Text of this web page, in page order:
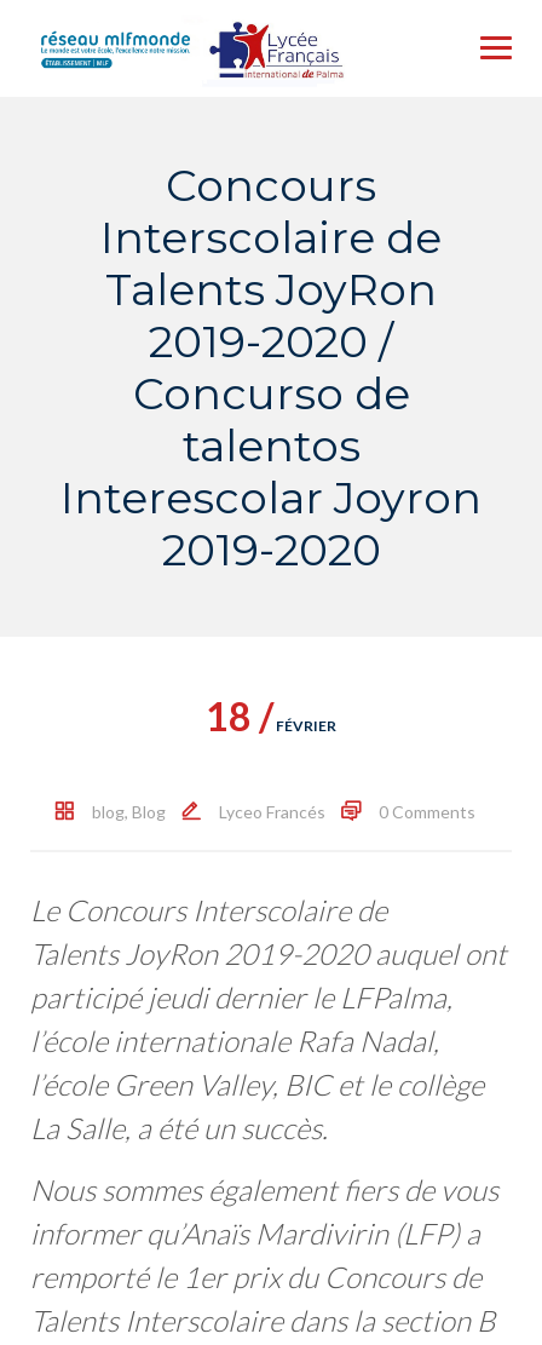
content
Concours
Interscolaire de
Talents JoyRon
2019-2020 /
Concurso de
talentos
Interescolar Joyron
2019-2020
18 / FÉVRIER
blog, Blog Lyceo Francés 0 Comments
Le Concours Interscolaire de
Talents JoyRon 2019-2020 auquel ont
participé jeudi dernier le LFPalma,
l’école internationale Rafa Nadal,
l’école Green Valley, BIC et le collège
La Salle, a été un succès.
Nous sommes également fiers de vous
informer qu’Anaïs Mardivirin (LFP) a
remporté le 1er prix du Concours de
Talents Interscolaire dans la section B